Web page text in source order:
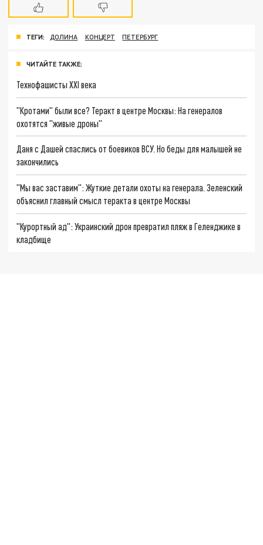
ТЕГИ: ДОЛИНА КОНЦЕРТ ПЕТЕРБУРГ
ЧИТАЙТЕ ТАКЖЕ:
Технофашисты XXI века
"Кротами" были все? Теракт в центре Москвы: На генералов
охотятся "живые дроны"
Даня с Дашей спаслись от боевиков ВСУ. Но беды для малышей не
закончились
"Мы вас заставим": Жуткие детали охоты на генерала. Зеленский
объяснил главный смысл теракта в центре Москвы
"Курортный ад": Украинский дрон превратил пляж в Геленджике в
кладбище